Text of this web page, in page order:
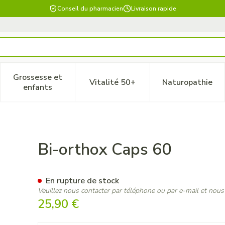
Conseil du pharmacien Livraison rapide
Beauté, soins et hygiène
menu pour la catégorie Régime, alimentation &
Grossesse et
enfantsAfficher le sous-menu pour la catégorie
Vitalité 50+Afficher le sous-menu pour la
Naturopathie
Afficher
Bi-orthox Caps 60
25,90 €
En rupture de stock
Veuillez nous contacter par téléphone ou par e-mail et